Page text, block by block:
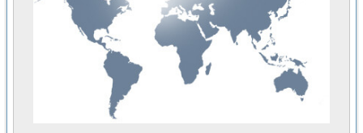
Устройство для снятия вольт-амперных характеристик
Передовые научные технологии: нано-, фемто-,
Автоматизированная установка по измерению временных
Автоматизированный лабораторный комплекс на базе
Визуализация моделирования и оптимизации тепловой
Виртуальный прибор для исследования функциональных
Исследование возможности создания экономичного
Исследование кинетики движения макрочастиц в